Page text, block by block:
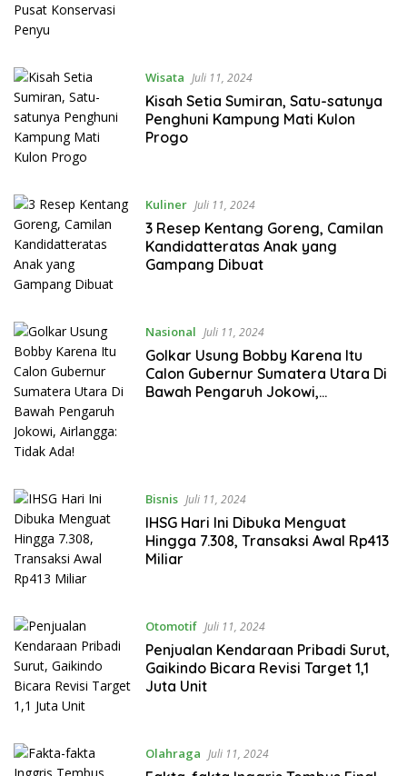
Wisata Juli 11, 2024
Kisah Setia Sumiran, Satu-satunya
Penghuni Kampung Mati Kulon
Progo
Kuliner Juli 11, 2024
3 Resep Kentang Goreng, Camilan
Kandidatteratas Anak yang
Gampang Dibuat
Nasional Juli 11, 2024
Golkar Usung Bobby Karena Itu
Calon Gubernur Sumatera Utara Di
Bawah Pengaruh Jokowi,
Bisnis Juli 11, 2024
IHSG Hari Ini Dibuka Menguat
Hingga 7.308, Transaksi Awal Rp413
Miliar
Otomotif Juli 11, 2024
Penjualan Kendaraan Pribadi Surut,
Gaikindo Bicara Revisi Target 1,1
Juta Unit
Olahraga Juli 11, 2024